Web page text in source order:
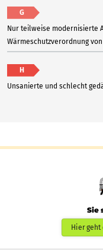
G
Nur teilweise modernisierte
Wärmeschutzverordnung von
H
Unsanierte und schlecht
Sie
Hier geht